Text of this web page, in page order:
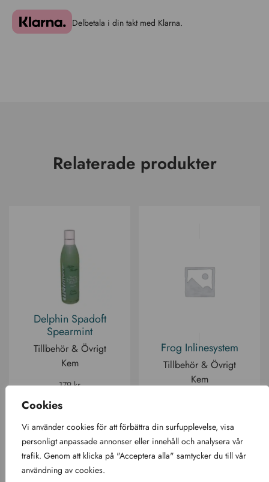
Cookies
Vi använder cookies för att förbättra din surfupplevelse, visa
personligt anpassade annonser eller innehåll och analysera vår
trafik. Genom att klicka på "Acceptera alla" samtycker du till vår
användning av cookies.
Delbetala i din takt med Klarna.
Relaterade produkter
Delphin Spadoft
Spearmint
Tillbehör & Övrigt
Kem
179kr
Frog Inlinesystem
Tillbehör & Övrigt
Kem
se pris